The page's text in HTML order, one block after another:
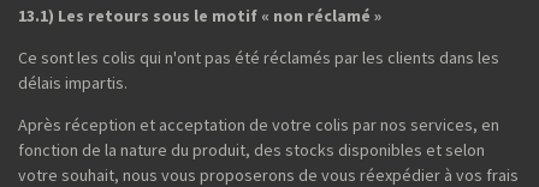
13.1) Les retours sous le motif « non réclamé »
Ce sont les colis qui n'ont pas été réclamés par les clients dans les
délais impartis.
Après réception et acceptation de votre colis par nos services, en
fonction de la nature du produit, des stocks disponibles et selon
votre souhait, nous vous proposerons de vous réexpédier à vos frais